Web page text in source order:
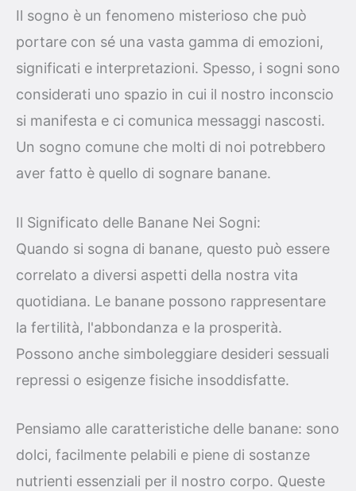
Il sogno è un fenomeno misterioso che può
portare con sé una vasta gamma di emozioni,
significati e interpretazioni. Spesso, i sogni sono
considerati uno spazio in cui il nostro inconscio
si manifesta e ci comunica messaggi nascosti.
Un sogno comune che molti di noi potrebbero
aver fatto è quello di sognare banane.
Il Significato delle Banane Nei Sogni:
Quando si sogna di banane, questo può essere
correlato a diversi aspetti della nostra vita
quotidiana. Le banane possono rappresentare
la fertilità, l'abbondanza e la prosperità.
Possono anche simboleggiare desideri sessuali
repressi o esigenze fisiche insoddisfatte.
Pensiamo alle caratteristiche delle banane: sono
dolci, facilmente pelabili e piene di sostanze
nutrienti essenziali per il nostro corpo. Queste